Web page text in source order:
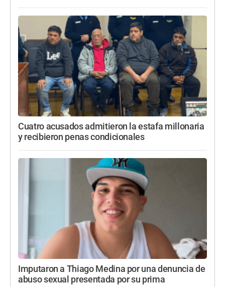
Cuatro acusados admitieron la estafa millonaria
y recibieron penas condicionales
Imputaron a Thiago Medina por una denuncia de
abuso sexual presentada por su prima